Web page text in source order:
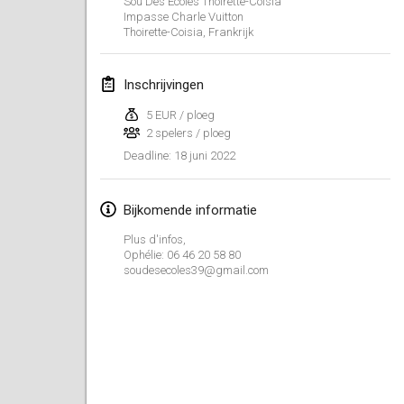
Impasse Charle Vuitton
Thoirette-Coisia Frankrijk
Inschrijvingen
5 EUR / ploeg
2 spelers / ploeg
Deadline: 18 juni 2022
Bijkomende informatie
Plus d'infos,
Ophélie: 06 46 20 58 80
soudesecoles39@gmail.com
februari 2022
MS v MÖLKPARKURU
4 feb. 2022|
GEANNULEERD
TangoMölkky
5 feb. 2022|Finland
12 feb. 2022